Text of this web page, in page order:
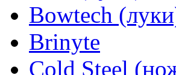
Bowtech
Brinyte
Cold Steel